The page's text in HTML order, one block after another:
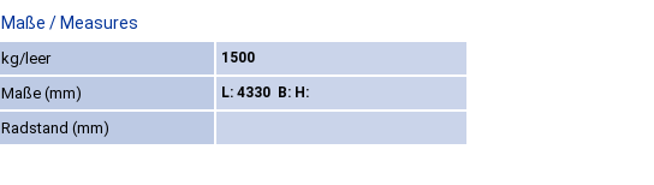
Maße / Measures
kg/leer 1500
Maße (mm) L: 4330 B: H:
Radstand (mm)